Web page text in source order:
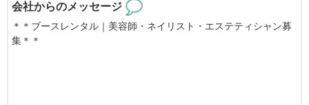
会社からのメッセージ
＊＊ブースレンタル｜美容師・ネイリスト・エステティシャン募
集＊＊